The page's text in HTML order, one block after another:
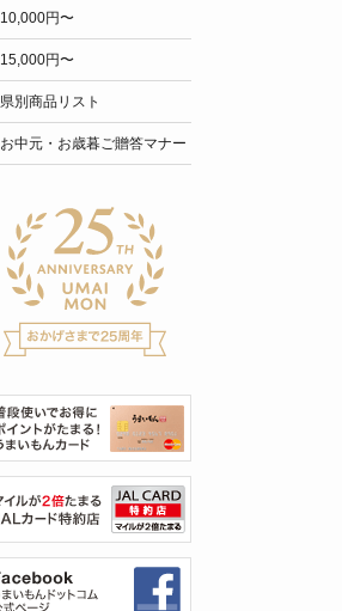
10,000円〜
15,000円〜
県別商品リスト
お中元・お歳暮ご贈答マナー